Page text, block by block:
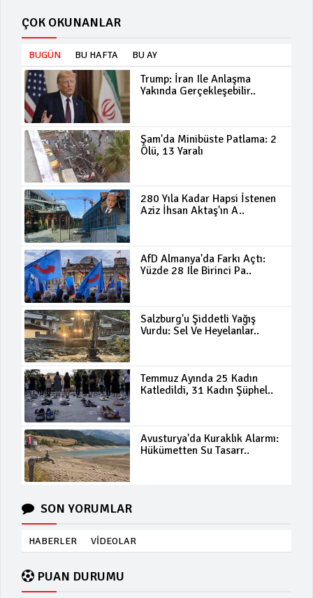
ÇOK OKUNANLAR
BUGÜN BU HAFTA BU AY
Trump: İran Ile Anlaşma
Yakında Gerçekleşebilir..
Şam'da Minibüste Patlama: 2
Ölü, 13 Yaralı
280 Yıla Kadar Hapsi İstenen
Aziz İhsan Aktaş'ın A..
AfD Almanya'da Farkı Açtı:
Yüzde 28 Ile Birinci Pa..
Salzburg'u Şiddetli Yağış
Vurdu: Sel Ve Heyelanlar..
Temmuz Ayında 25 Kadın
Katledildi, 31 Kadın Şüphel..
Avusturya'da Kuraklık Alarmı:
Hükümetten Su Tasarr..
SON YORUMLAR
HABERLER VİDEOLAR
PUAN DURUMU